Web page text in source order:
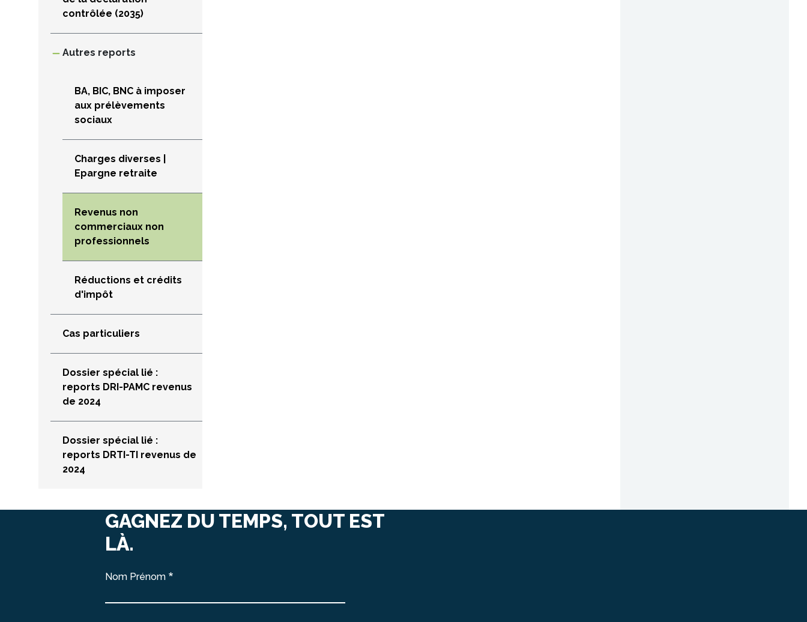
contrôlée (2035)
Autres reports
BA, BIC, BNC à imposer
aux prélèvements
sociaux
Charges diverses |
Epargne retraite
Revenus non
commerciaux non
professionnels
Réductions et crédits
d'impôt
Cas particuliers
Dossier spécial lié :
reports DRI-PAMC revenus
de 2024
Dossier spécial lié :
reports DRTI-TI revenus de
2024
GAGNEZ DU TEMPS, TOUT EST
LÀ.
Nom Prénom